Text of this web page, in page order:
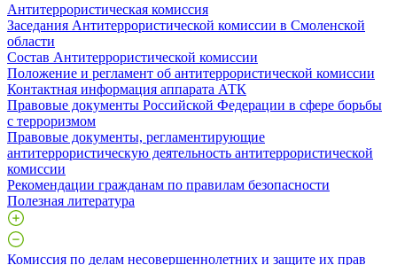
Антитеррористическая комиссия
Заседания Антитеррористической комиссии в Смоленской
области
Состав Антитеррористической комиссии
Положение и регламент об антитеррористической комиссии
Контактная информация аппарата АТК
Правовые документы Российской Федерации в сфере борьбы
с терроризмом
Правовые документы, регламентирующие
антитеррористическую деятельность антитеррористической
комиссии
Рекомендации гражданам по правилам безопасности
Полезная литература
Комиссия по делам несовершеннолетних и защите их прав